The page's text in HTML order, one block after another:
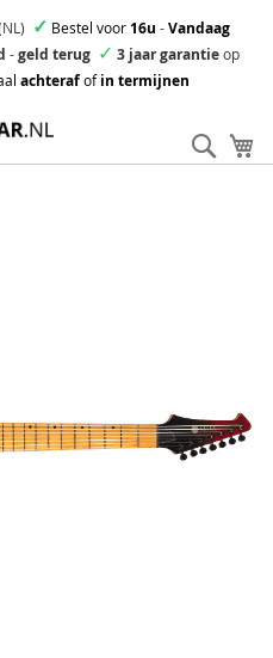
✓ Bestel voor16u -Vandaag
-geld terug ✓ 3 jaar garantieop
achterafofin termijnen